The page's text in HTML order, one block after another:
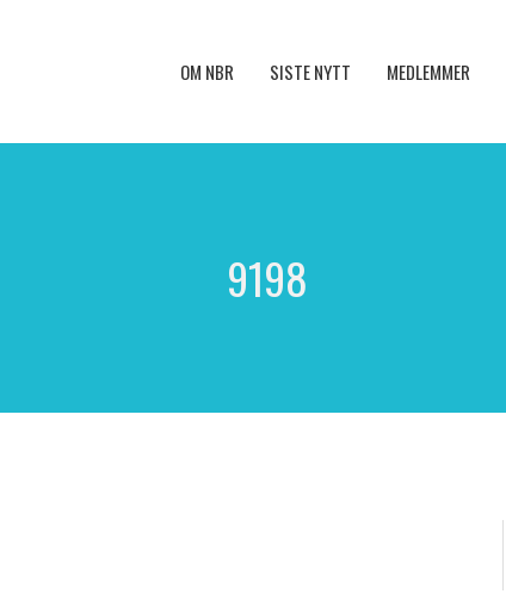
OM NBR SISTE NYTT MEDLEMMER
9198